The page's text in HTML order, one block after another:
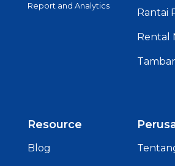
Report and Analytics
Rantai
Rental
Resource
Blog